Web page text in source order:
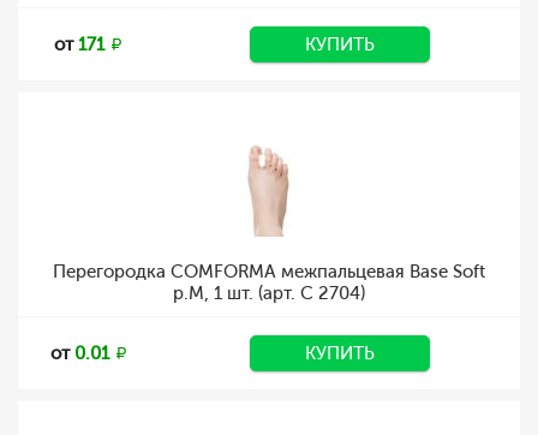
от171 КУПИТЬ
Перегородка COMFORMA межпальцевая Base Soft
р.M, 1 шт. (арт. C 2704)
от 0.01 КУПИТЬ